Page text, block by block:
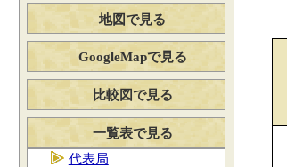
地図で見る
GoogleMapで見る
比較図で見る
一覧表で見る
代表局